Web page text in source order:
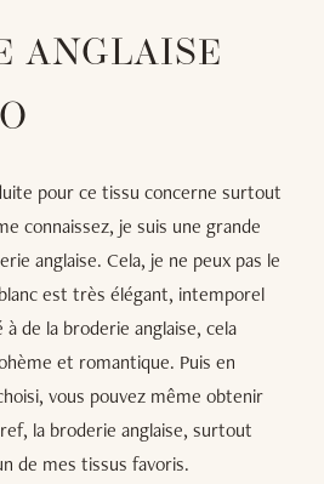
ANGLAISE
pour ce tissu concerne surtout
connaissez, je suis une grande
anglaise. Cela, je ne peux pas le
est très élégant, intemporel
de la broderie anglaise, cela
et romantique. Puis en
vous pouvez même obtenir
la broderie anglaise, surtout
de mes tissus favoris.